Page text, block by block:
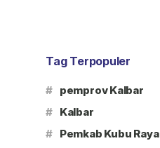
Tag Terpopuler
# pemprov Kalbar
# Kalbar
# Pemkab Kubu Raya